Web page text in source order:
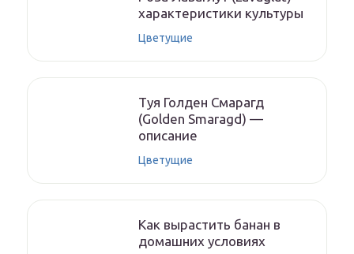
характеристики культуры
Цветущие
Туя Голден Смарагд
(Golden Smaragd) —
описание
Цветущие
Как вырастить банан в
домашних условиях